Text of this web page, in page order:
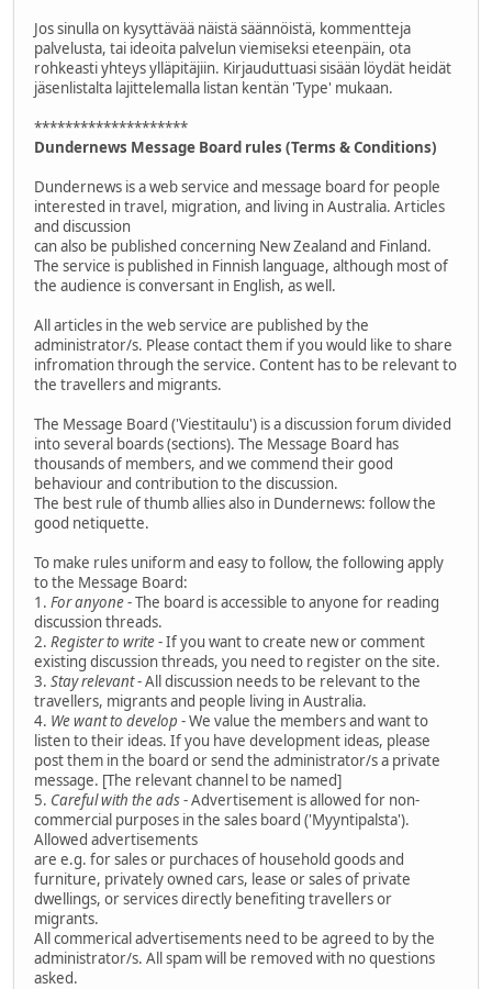
Jos sinulla on kysyttävää näistä säännöistä, kommentteja
palvelusta, tai ideoita palvelun viemiseksi eteenpäin, ota
rohkeasti yhteys ylläpitäjiin. Kirjauduttuasi sisään löydät heidät
jäsenlistalta lajittelemalla listan kentän 'Type' mukaan.
********************
Dundernews Message Board rules (Terms & Conditions)
Dundernews is a web service and message board for people
interested in travel, migration, and living in Australia. Articles
and discussion
can also be published concerning New Zealand and Finland.
The service is published in Finnish language, although most of
the audience is conversant in English, as well.
All articles in the web service are published by the
administrator/s. Please contact them if you would like to share
infromation through the service. Content has to be relevant to
the travellers and migrants.
The Message Board ('Viestitaulu') is a discussion forum divided
into several boards (sections). The Message Board has
thousands of members, and we commend their good
behaviour and contribution to the discussion.
The best rule of thumb allies also in Dundernews: follow the
good netiquette.
To make rules uniform and easy to follow, the following apply
to the Message Board:
1. For anyone- The board is accessible to anyone for reading
discussion threads.
2. Register to write- If you want to create new or comment
existing discussion threads, you need to register on the site.
3. Stay relevant- All discussion needs to be relevant to the
travellers, migrants and people living in Australia.
4. We want to develop - We value the members and want to
listen to their ideas. If you have development ideas, please
post them in the board or send the administrator/s a private
message. [The relevant channel to be named]
5. Careful with the ads- Advertisement is allowed for non-
commercial purposes in the sales board ('Myyntipalsta').
Allowed advertisements
are e.g. for sales or purchaces of household goods and
furniture, privately owned cars, lease or sales of private
dwellings, or services directly benefiting travellers or
migrants.
All commerical advertisements need to be agreed to by the
administrator/s. All spam will be removed with no questions
asked.